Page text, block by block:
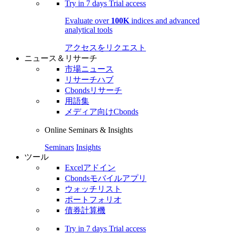
Try in 7 days Trial access
Evaluate over 100K indices and advanced
analytical tools
アクセスをリクエスト
ニュース＆リサーチ
市場ニュース
リサーチハブ
Cbondsリサーチ
用語集
メディア向けCbonds
Online Seminars & Insights
Seminars Insights
ツール
Excelアドイン
Cbondsモバイルアプリ
ウォッチリスト
ポートフォリオ
債券計算機
Try in 7 days Trial access